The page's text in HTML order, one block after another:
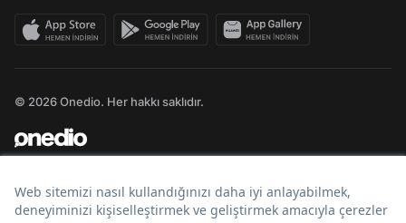
© 2026 Onedio. Her hakkı saklıdır.
Bir markasıdır.